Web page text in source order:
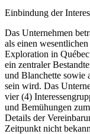
Einbindung der
Das Unternehmen
als einen
Exploration in
ein zentraler
und Blanchette sowie
sein wird. Das
vier (4)
und Bemühungen
Details der
Zeitpunkt nicht